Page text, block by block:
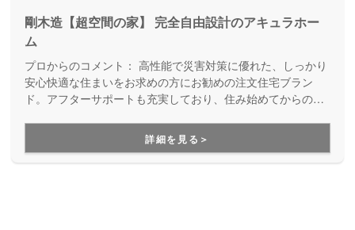
剛木造【超空間の家】 完全自由設計のアキュラホー
ム
プロからのコメント： 高性能で災害対策に優れた、しっかり
安心快適な住まいをお求めの方にお勧めの注文住宅ブラン
ド。アフターサポートも充実しており、住み始めてからの暮
詳細を見る＞